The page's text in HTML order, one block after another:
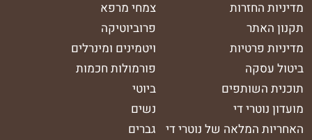
מדיניות החזרות
תקנון האתר
מדיניות פרטיות
ביטול עסקה
תוכנית השותפים
מועדון נוטרי די
האחריות המלאה של נוטרי די
צמחי מרפא
פרוביוטיקה
ויטמינים ומינרלים
פורמולות חכמות
ביוטי
נשים
גברים